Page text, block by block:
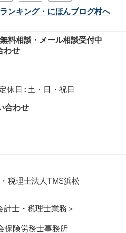
無料相談・メール相談受付中
わせ
定休日 :土・日・祝日
合わせ
・ 税理士法人TMS浜松
士・税理士業務＞
保険労務士事務所